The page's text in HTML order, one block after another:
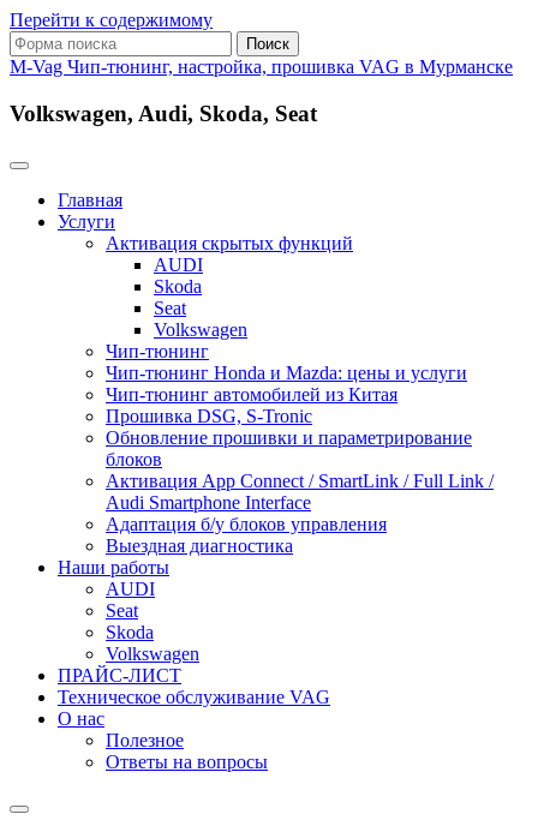
Перейти к содержимому
Поиск:
M-Vag Чип-тюнинг, настройка, прошивка VAG в Мурманске
Volkswagen, Audi, Skoda, Seat
Главная
Услуги
Активация скрытых функций
AUDI
Skoda
Seat
Volkswagen
Чип-тюнинг
Чип-тюнинг Honda и Mazda: цены и услуги
Чип-тюнинг автомобилей из Китая
Прошивка DSG, S-Tronic
Обновление прошивки и параметрирование
блоков
Активация App Connect / SmartLink / Full Link /
Audi Smartphone Interface
Адаптация б/у блоков управления
Выездная диагностика
Наши работы
AUDI
Seat
Skoda
Volkswagen
ПРАЙС-ЛИСТ
Техническое обслуживание VAG
О нас
Полезное
Ответы на вопросы
Переключить